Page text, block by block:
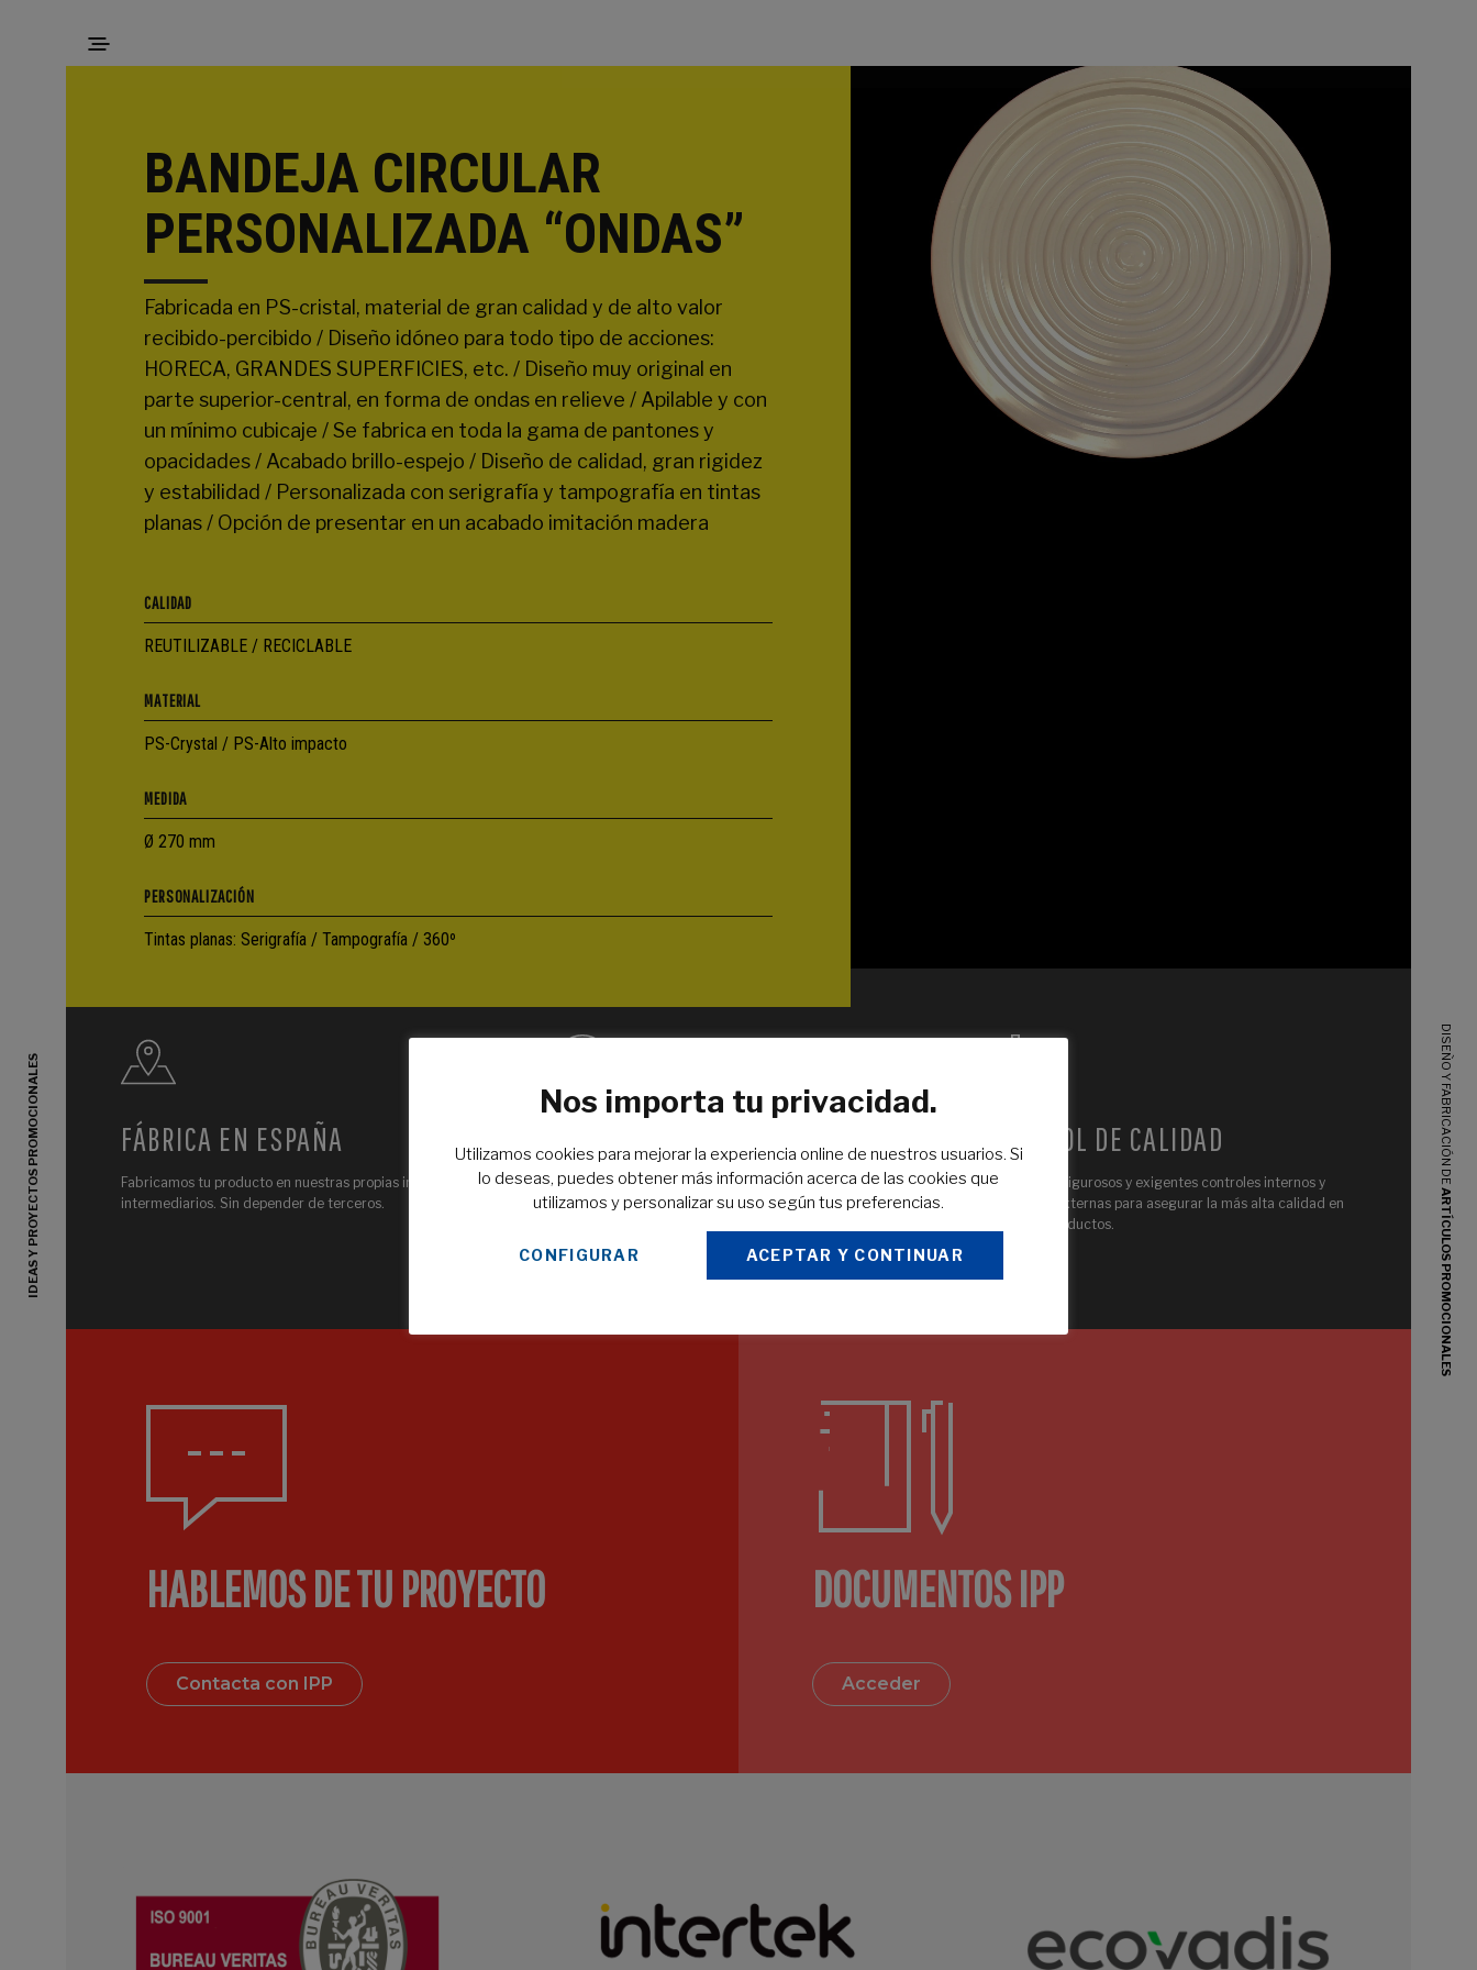
IDEAS Y PROYECTOS PROMOCIONALES DISEÑO Y FABRICACIÓN DE
ARTÍCULOS PROMOCIONALES
BANDEJA CIRCULAR
PERSONALIZADA “ONDAS”
Fabricada en PS-cristal, material de gran calidad y de alto valor
recibido-percibido / Diseño idóneo para todo tipo de acciones:
HORECA, GRANDES SUPERFICIES, etc. / Diseño muy original en
parte superior-central, en forma de ondas en relieve / Apilable y con
un mínimo cubicaje / Se fabrica en toda la gama de pantones y
opacidades / Acabado brillo-espejo / Diseño de calidad, gran rigidez
y estabilidad / Personalizada con serigrafía y tampografía en tintas
planas / Opción de presentar en un acabado imitación madera
CALIDAD
REUTILIZABLE / RECICLABLE
MATERIAL
PS-Crystal / PS-Alto impacto
MEDIDA
Ø 270 mm
PERSONALIZACIÓN
Tintas planas: Serigrafía / Tampografía / 360º
FÁBRICA EN ESPAÑA
Fabricamos tu producto en nuestras propias instalaciones. Sin
intermediarios. Sin depender de terceros.
EN TIEMPO RÉCORD
Tiempo de finalización de trabajos muy por debajo de nuestra
competencia. Para los que necesitan rapidez sin sacrificar
CONTROL DE CALIDAD
Realizamos rigurosos y exigentes controles internos y
auditorías externas para asegurar la más alta calidad en
nuestros productos.
HABLEMOS DE TU PROYECTO
Contacta con IPP
DOCUMENTOS IPP
Acceder
Nos importa tu privacidad.
Utilizamos cookies para mejorar la experiencia online de nuestros usuarios. Si
lo deseas, puedes obtener más información acerca de las cookies que
utilizamos y personalizar su uso según tus preferencias.
CONFIGURAR ACEPTAR Y CONTINUAR